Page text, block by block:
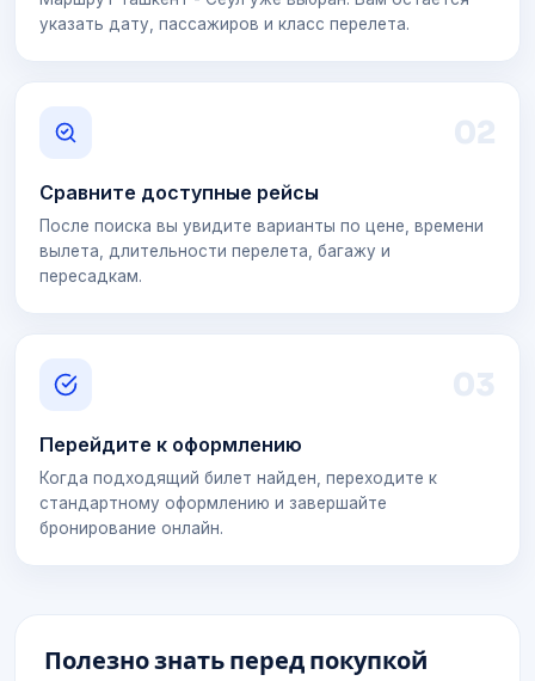
указать дату, пассажиров и класс перелета.
02
Сравните доступные рейсы
После поиска вы увидите варианты по цене, времени
вылета, длительности перелета, багажу и
пересадкам.
03
Перейдите к оформлению
Когда подходящий билет найден, переходите к
стандартному оформлению и завершайте
бронирование онлайн.
Полезно знать перед покупкой